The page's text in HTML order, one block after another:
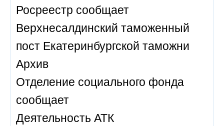
Росреестр сообщает
Верхнесалдинский таможенный
пост Екатеринбургской таможни
Архив
Отделение социального фонда
сообщает
Деятельность АТК